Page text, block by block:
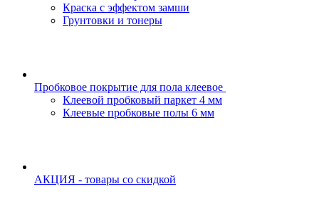
Краска с эффектом замши
Грунтовки и тонеры
Пробковое покрытие для пола клеевое
Клеевой пробковый паркет 4 мм
Клеевые пробковые полы 6 мм
АКЦИЯ - товары со скидкой